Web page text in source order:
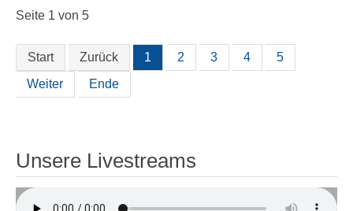
Seite 1 von 5
Start Zurück 1 2 3 4
5
Weiter
Ende
Unsere Livestreams